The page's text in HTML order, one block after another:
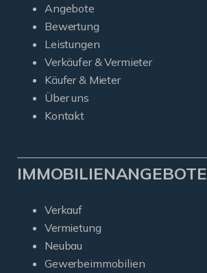
Angebote
Bewertung
Leistungen
Verkäufer & Vermieter
Käufer & Mieter
Über uns
Kontakt
IMMOBILIENANGEBOTE
Verkauf
Vermietung
Neubau
Gewerbeimmobilien